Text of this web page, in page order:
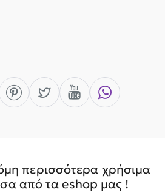
περισσότερα χρήσιμα
από τα eshop μας !